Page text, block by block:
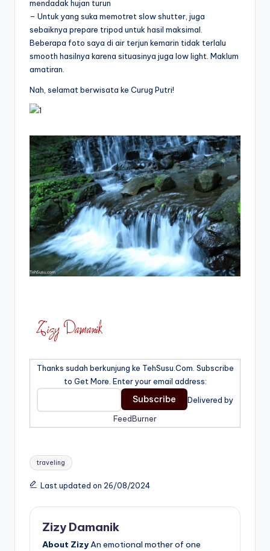
mendadak hujan turun
– Untuk yang suka memotret slow shutter, juga
sebaiknya prepare tripod untuk hasil maksimal.
Beberapa foto saya di air terjun kemarin tidak terlalu
smooth hasilnya karena situasinya juga low light. Maklum
amatiran.
Nah, selamat berwisata ke Curug Putri!
Thanks sudah berkunjung ke TehSusu.Com. Subscribe
to Get More. Enter your email address:
Delivered by
FeedBurner
Tags:
traveling
Last updated on 26/08/2024
Zizy Damanik
About ZizyAn emotional mother of one